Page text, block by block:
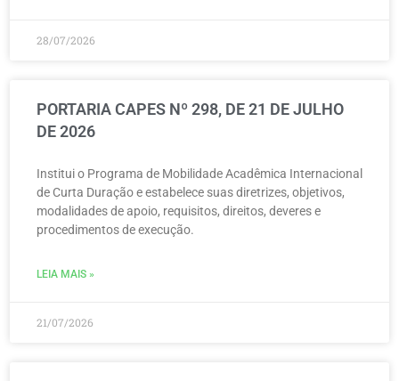
28/07/2026
PORTARIA CAPES Nº 298, DE 21 DE JULHO
DE 2026
Institui o Programa de Mobilidade Acadêmica Internacional
de Curta Duração e estabelece suas diretrizes, objetivos,
modalidades de apoio, requisitos, direitos, deveres e
procedimentos de execução.
LEIA MAIS »
21/07/2026